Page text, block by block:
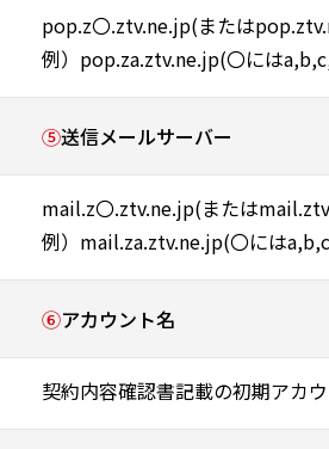
pop.z〇.ztv.ne.jp(または
例）pop.za.ztv.ne.jp(〇には
⑤送信メールサーバー
mail.z〇.ztv.ne.jp(または
例）mail.za.ztv.ne.jp(〇には
⑥アカウント名
契約内容確認書記載の初期アカ